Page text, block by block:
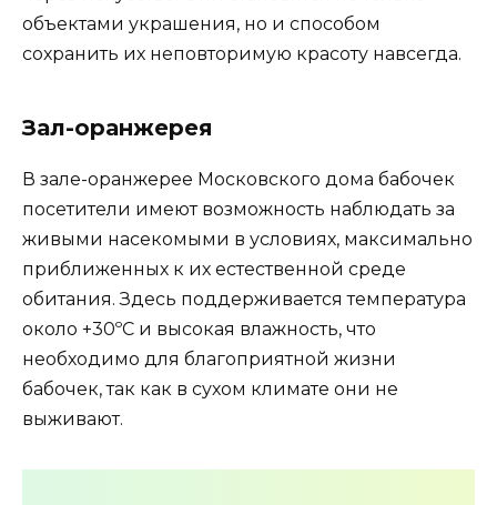
объектами украшения, но и способом
сохранить их неповторимую красоту навсегда.
Зал-оранжерея
В зале-оранжерее Московского дома бабочек
посетители имеют возможность наблюдать за
живыми насекомыми в условиях, максимально
приближенных к их естественной среде
обитания. Здесь поддерживается температура
около +30ºC и высокая влажность, что
необходимо для благоприятной жизни
бабочек, так как в сухом климате они не
выживают.